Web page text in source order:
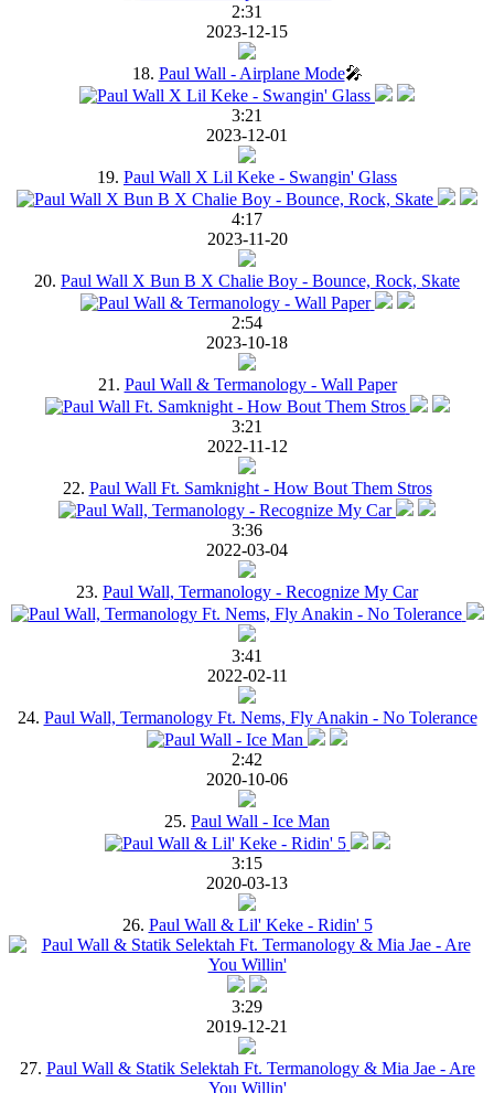
2:31
2023-12-15
18. Paul Wall - Airplane Mode🎤
3:21
2023-12-01
19. Paul Wall X Lil Keke - Swangin' Glass
4:17
2023-11-20
20. Paul Wall X Bun B X Chalie Boy - Bounce, Rock, Skate
2:54
2023-10-18
21. Paul Wall & Termanology - Wall Paper
3:21
2022-11-12
22. Paul Wall Ft. Samknight - How Bout Them Stros
3:36
2022-03-04
23. Paul Wall, Termanology - Recognize My Car
3:41
2022-02-11
24. Paul Wall, Termanology Ft. Nems, Fly Anakin - No Tolerance
2:42
2020-10-06
25. Paul Wall - Ice Man
3:15
2020-03-13
26. Paul Wall & Lil' Keke - Ridin' 5
3:29
2019-12-21
27. Paul Wall & Statik Selektah Ft. Termanology & Mia Jae - Are
You Willin'